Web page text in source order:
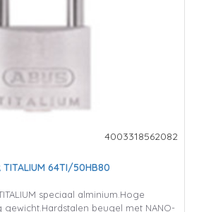
4003318562082
TITALIUM 64TI/50HB80
speciaal alminium.Hoge
beugel met NANO-